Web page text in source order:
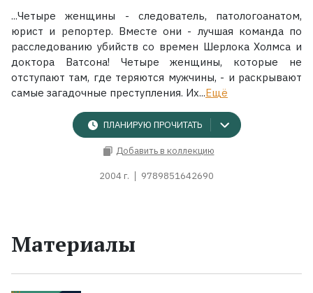
...Четыре женщины - следователь, патологоанатом,
юрист и репортер. Вместе они - лучшая команда по
расследованию убийств со времен Шерлока Холмса и
доктора Ватсона! Четыре женщины, которые не
отступают там, где теряются мужчины, - и раскрывают
самые загадочные преступления. Их...Ещё
ПЛАНИРУЮ ПРОЧИТАТЬ
Добавить в коллекцию
2004 г. 9789851642690
Материалы